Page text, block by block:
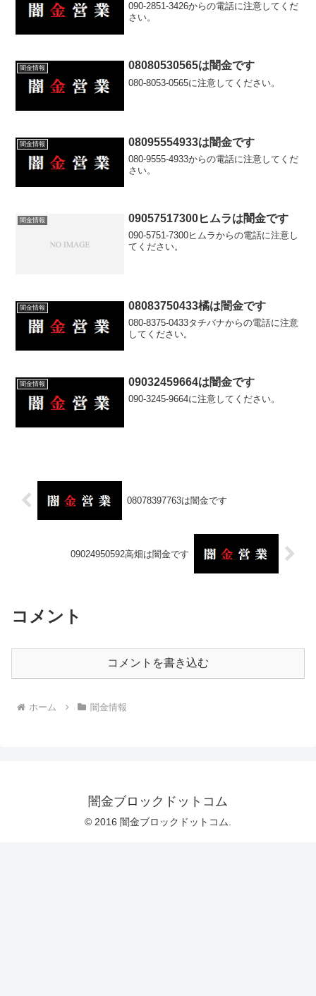
090-2851-3426からの電話に注意してくだ
さい。
闇金情報 08080530565は闇金です
080-8053-0565に注意してください。
闇金情報 08095554933は闇金です
080-9555-4933からの電話に注意してくだ
さい。
闇金情報 09057517300ヒムラは闇金です
090-5751-7300ヒムラからの電話に注意し
てください。
闇金情報 08083750433橘は闇金です
080-8375-0433タチバナからの電話に注意
してください。
闇金情報 09032459664は闇金です
090-3245-9664に注意してください。
08078397763は闇金です
09024950592高畑は闇金です
コメント
コメントを書き込む
ホーム 闇金情報
闇金ブロックドットコム
© 2016 闇金ブロックドットコム.